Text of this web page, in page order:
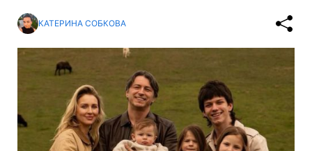
КАТЕРИНА СОБКОВА